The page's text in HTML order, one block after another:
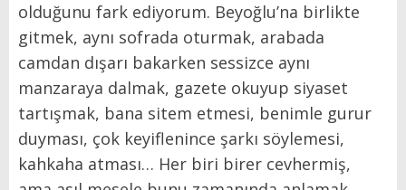
olduğunu fark ediyorum. Beyoğlu’na birlikte
gitmek, aynı sofrada oturmak, arabada
camdan dışarı bakarken sessizce aynı
manzaraya dalmak, gazete okuyup siyaset
tartışmak, bana sitem etmesi, benimle gurur
duyması, çok keyiflenince şarkı söylemesi,
kahkaha atması… Her biri birer cevhermiş,